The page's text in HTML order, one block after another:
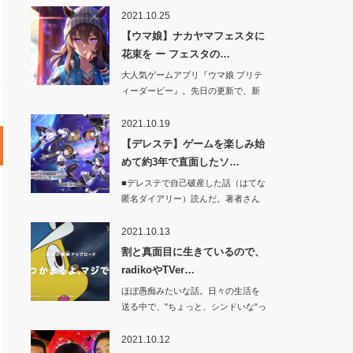
2021.10.25
【ウマ娘】ナカヤマフェスタに
花束を ー フェスタの…
大人気ゲームアプリ『ウマ娘 プリテ
ィーダービー』。先日の更新で、新
2021.10.19
【デレステ】ゲームを楽しみ始
めて約3年で直面したソ…
■デレステで自己破産した話（はてな
匿名ダイアリー）読んだ。著者さん
2021.10.13
割と真面目に生きているので、
radikoやTVer…
ほぼ愚痴みたいな話。日々の生活を
送る中で、"ちょっと、シンドいな"っ
2021.10.12